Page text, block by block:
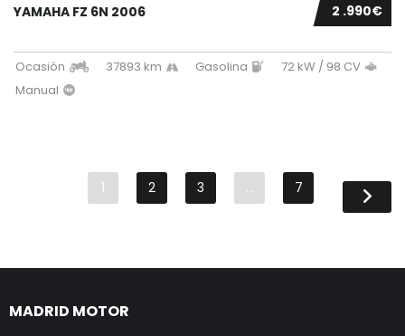
2 .990€
YAMAHA FZ 6N 2006
Ocasión 37893 km Gasolina
72 kW / 98 CV
Manual
1 2 3 … 7
MADRID MOTOR